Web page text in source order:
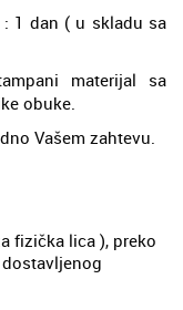
1 dan ( u skladu sa
materijal sa
obuke.
Vašem zahtevu.
fizička lica ), preko